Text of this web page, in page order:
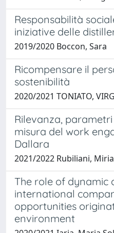
Responsabilità
iniziative delle
2019/2020 Boccon, Sara
Ricompensare il
sostenibilità
2020/2021 TONIATO,
Rilevanza,
misura del work
Dallara
2021/2022 Rubiliani,
The role of dynamic
international
opportunities
environment